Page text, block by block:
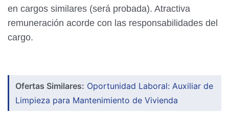
en cargos similares (será probada). Atractiva
remuneración acorde con las responsabilidades del
cargo.
Ofertas Similares: Oportunidad Laboral: Auxiliar de
Limpieza para Mantenimiento de Vivienda